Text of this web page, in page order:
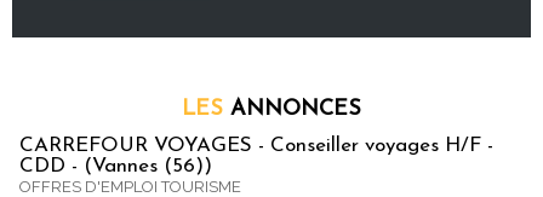
LES ANNONCES
CARREFOUR VOYAGES - Conseiller voyages H/F -
CDD - (Vannes (56))
OFFRES D'EMPLOI TOURISME